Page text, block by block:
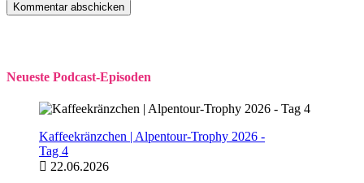
Neueste Podcast-Episoden
Kaffeekränzchen | Alpentour-Trophy 2026 -
Tag 4
22.06.2026